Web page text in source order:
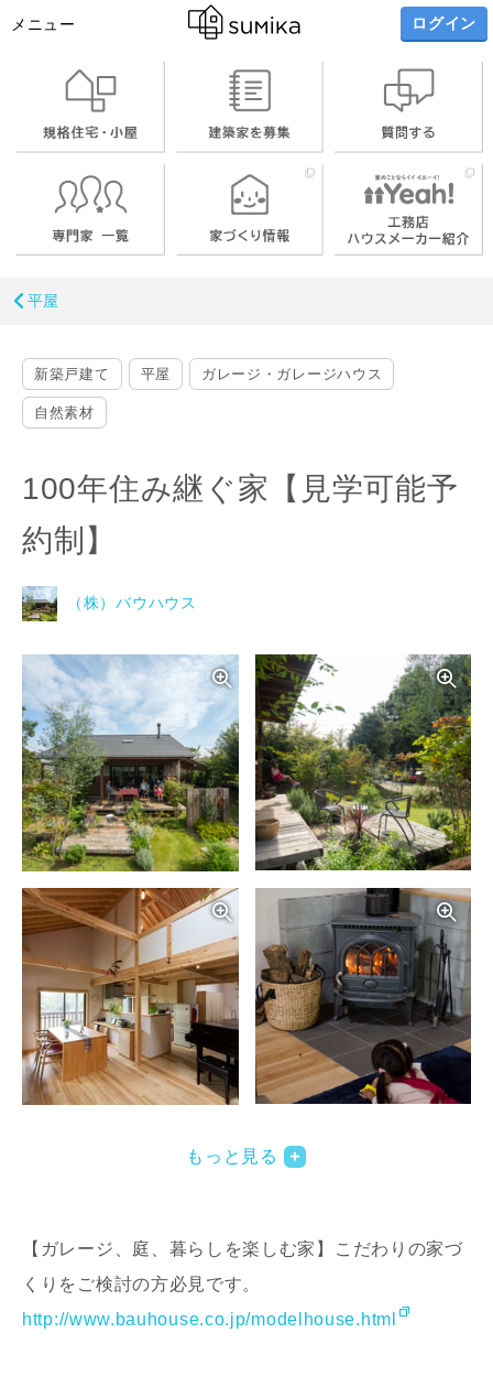
メニュー ログイン
平屋
新築戸建て 平屋 ガレージ・ガレージハウス
自然素材
100年住み継ぐ家【見学可能予
約制】
（株）バウハウス
写真を拡大する
写真を拡大する
もっと見る
【ガレージ、庭、暮らしを楽しむ家】こだわりの家づ
くりをご検討の方必見です。
http://www.bauhouse.co.jp/modelhouse.html